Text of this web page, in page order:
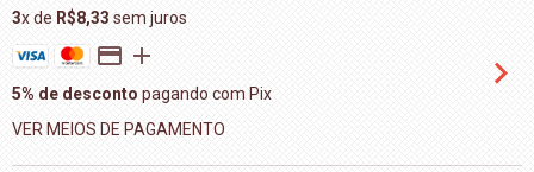
3x de R$8,33 sem juros
5% de desconto pagando com Pix
VER MEIOS DE PAGAMENTO